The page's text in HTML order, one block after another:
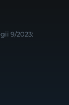
9/2023: